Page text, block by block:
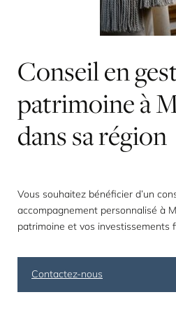
Conseilen
patrimoineà
danssarégion
Vous souhaitez bénéficier d’un
accompagnement personnalisé à
patrimoine et vos investissements
Contactez-nous